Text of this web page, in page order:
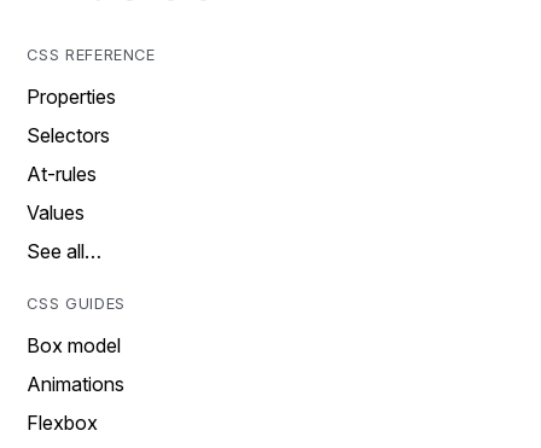
CSS REFERENCE
Properties
Selectors
At-rules
Values
See all…
CSS GUIDES
Box model
Animations
Flexbox